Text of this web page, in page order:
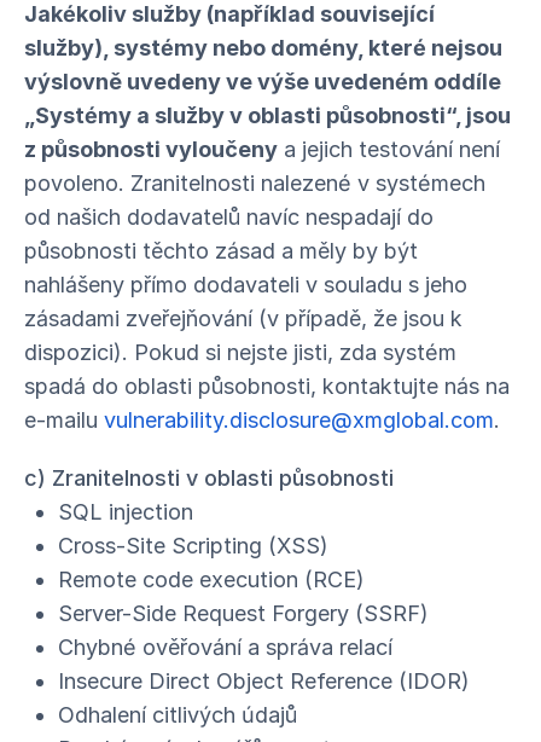
Jakékoliv služby (například související
služby), systémy nebo domény, které nejsou
výslovně uvedeny ve výše uvedeném oddíle
„Systémy a služby v oblasti působnosti“, jsou
z působnosti vyloučeny a jejich testování není
povoleno. Zranitelnosti nalezené v systémech
od našich dodavatelů navíc nespadají do
působnosti těchto zásad a měly by být
nahlášeny přímo dodavateli v souladu s jeho
zásadami zveřejňování (v případě, že jsou k
dispozici). Pokud si nejste jisti, zda systém
spadá do oblasti působnosti, kontaktujte nás na
e-mailu vulnerability.disclosure@xmglobal.com.
c) Zranitelnosti v oblasti působnosti
SQL injection
Cross-Site Scripting (XSS)
Remote code execution (RCE)
Server-Side Request Forgery (SSRF)
Chybné ověřování a správa relací
Insecure Direct Object Reference (IDOR)
Odhalení citlivých údajů